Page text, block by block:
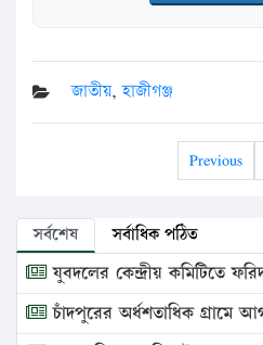
জাতীয়,হাজীগঞ্জ
Previous
সর্বশেষ সর্বাধিক পঠিত
যুবদলের কেন্দ্রীয় কমিটিতে
চাঁদপুরের অর্ধশতাধিক গ্রামে